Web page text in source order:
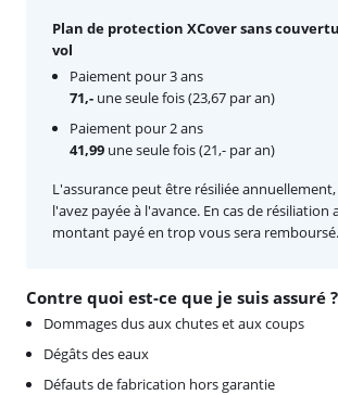
Contre quoi est-ce que je suis assuré ?
Dommages dus aux chutes et aux coups
Dégâts des eaux
Défauts de fabrication hors garantie
Plan de protection XCover sans
vol
Paiement pour 3 ans
71,- une seule fois (23,67 par an)
Paiement pour 2 ans
41,99 une seule fois (21,- par an)
L'assurance peut être résiliée
l'avez payée à l'avance. En cas de résiliation
montant payé en trop vous sera remboursé.